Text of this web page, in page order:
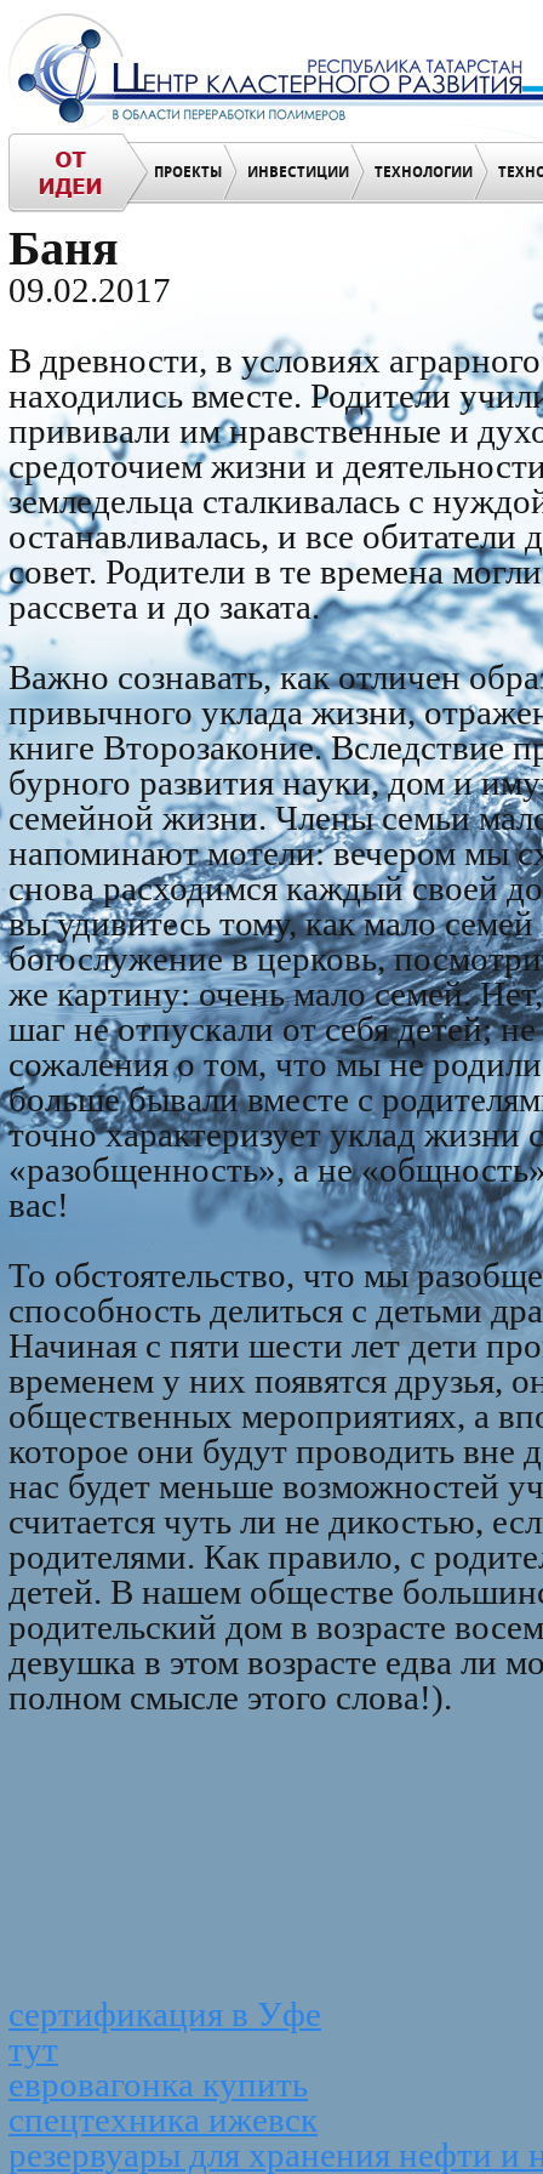
ПРОЕКТЫ ИНВЕСТИЦИИ ТЕХНОЛОГИИ
Баня
09.02.2017
В древности, в условиях
находились вместе. Родители
прививали им нравственные и
средоточием жизни и
земледельца сталкивалась с
останавливалась, и все
совет. Родители в те времена
рассвета и до заката.
Важно сознавать, как отличен
привычного уклада жизни,
книге Второзаконие.
бурного развития науки, дом и
семейной жизни. Члены семьи
напоминают мотели: вечером мы
снова расходимся каждый своей
вы удивитесь тому, как мало
богослужение в церковь,
же картину: очень мало семей.
шаг не отпускали от себя детей;
сожаления о том, что мы не
больше бывали вместе с
точно характеризует уклад жизни
«разобщенность», а не
вас!
То обстоятельство, что мы
способность делиться с детьми
Начиная с пяти шести лет дети
временем у них появятся друзья,
общественных мероприятиях, а
которое они будут проводить вне
нас будет меньше возможностей
считается чуть ли не дикостью,
родителями. Как правило, с
детей. В нашем обществе
родительский дом в возрасте
девушка в этом возрасте едва ли
полном смысле этого слова!).
сертификация в Уфе
тут
евровагонка купить
спецтехника ижевск
резервуары для хранения нефти и